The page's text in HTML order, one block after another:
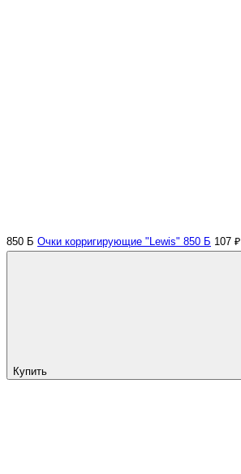
850 Б Очки корригирующие "Lewis" 850 Б 107 ₽
Купить